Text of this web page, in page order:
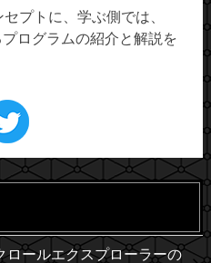
プトに、学ぶ側では、
ログラムの紹介と解説を
ロールエクスプローラーの